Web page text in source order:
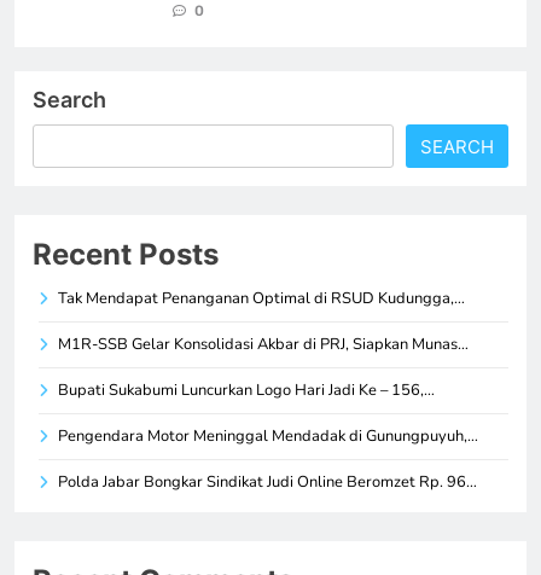
0
Search
SEARCH
Recent Posts
Tak Mendapat Penanganan Optimal di RSUD Kudungga,…
M1R-SSB Gelar Konsolidasi Akbar di PRJ, Siapkan Munas…
Bupati Sukabumi Luncurkan Logo Hari Jadi Ke – 156,…
Pengendara Motor Meninggal Mendadak di Gunungpuyuh,…
Polda Jabar Bongkar Sindikat Judi Online Beromzet Rp. 96…